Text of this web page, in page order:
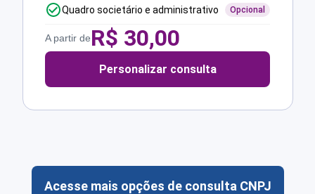
Quadro societário e administrativo Opcional
A partir deR$ 30,00
Personalizar consulta
Acesse mais opções de consulta CNPJ